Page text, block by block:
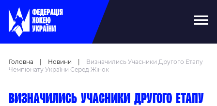
Головна Новини
Визначились Учасники Другого Етапу
Чемпіонату України Серед Жінок
Визначились учасники другого етапу